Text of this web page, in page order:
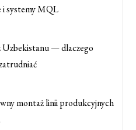
i systemy MQL
Uzbekistanu — dlaczego
montaż linii produkcyjnych